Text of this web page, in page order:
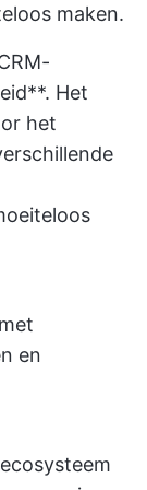
maken.
Het
het
en